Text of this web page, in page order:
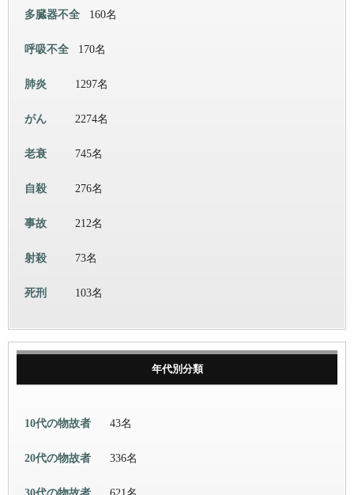
多臓器不全 160名
呼吸不全 170名
肺炎 1297名
がん 2274名
老衰 745名
自殺 276名
事故 212名
射殺 73名
死刑 103名
年代別分類
10代の物故者 43名
20代の物故者 336名